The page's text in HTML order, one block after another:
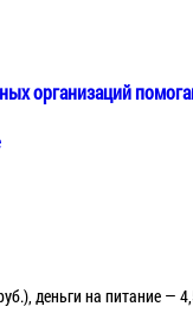
организаций
деньги на питание —